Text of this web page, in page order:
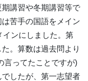
講習や冬期講習等で
苦手の国語をメイン
インにしました。第
。算数は過去問より
言ってたことですが)
したが、第一志望者